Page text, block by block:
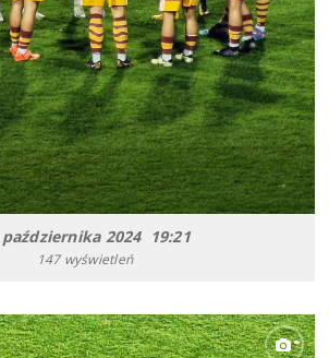
października 2024 19:21
147 wyświetleń